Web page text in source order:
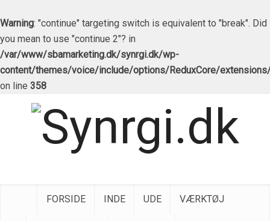
Warning: "continue" targeting switch is equivalent to "break". Did
you mean to use "continue 2"? in
/var/www/sbamarketing.dk/synrgi.dk/wp-
content/themes/voice/include/options/ReduxCore/
on line 358
FORSIDE INDE UDE VÆRKTØJ